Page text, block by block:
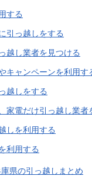
する
引っ越しをする
越し業者を見つける
キャンペーンを利用す
越しをする
家電だけ引っ越し業者
しを利用する
利用する
県の引っ越しまとめ